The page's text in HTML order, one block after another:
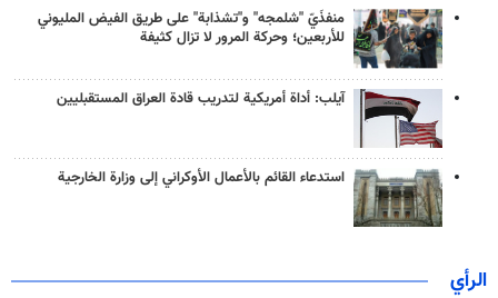
منفذَيّ "شلمجه" و"تشذابة" على طريق الفيض المليوني
للأربعين؛ وحركة المرور لا تزال كثيفة
آيلب: أداة أمريكية لتدريب قادة العراق المستقبليين
استدعاء القائم بالأعمال الأوكراني إلى وزارة الخارجية
الرأي